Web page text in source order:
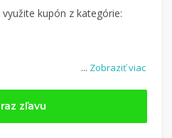
... Zobraziť viac
kupón z kategórie:
zľavu